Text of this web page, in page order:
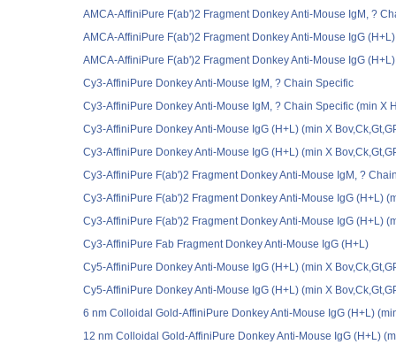
AMCA-AffiniPure F(ab')2 Fragment Donkey Anti-Mouse IgM, ?
AMCA-AffiniPure F(ab')2 Fragment Donkey Anti-Mouse IgG
AMCA-AffiniPure F(ab')2 Fragment Donkey Anti-Mouse IgG
Cy3-AffiniPure Donkey Anti-Mouse IgM, ? Chain Specific
Cy3-AffiniPure Donkey Anti-Mouse IgM, ? Chain Specific (min X
Cy3-AffiniPure Donkey Anti-Mouse IgG (H+L) (min X
Cy3-AffiniPure Donkey Anti-Mouse IgG (H+L) (min X
Cy3-AffiniPure F(ab')2 Fragment Donkey Anti-Mouse IgM, ?
Cy3-AffiniPure F(ab')2 Fragment Donkey Anti-Mouse IgG (H+L)
Cy3-AffiniPure F(ab')2 Fragment Donkey Anti-Mouse IgG (H+L)
Cy3-AffiniPure Fab Fragment Donkey Anti-Mouse IgG (H+L)
Cy5-AffiniPure Donkey Anti-Mouse IgG (H+L) (min X
Cy5-AffiniPure Donkey Anti-Mouse IgG (H+L) (min X
6 nm Colloidal Gold-AffiniPure Donkey Anti-Mouse IgG (H+L)
12 nm Colloidal Gold-AffiniPure Donkey Anti-Mouse IgG (H+L)